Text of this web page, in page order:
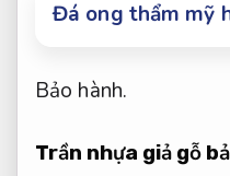
Đá ong thẩm mỹ
Bảo hành.
Trần nhựa giả gỗ